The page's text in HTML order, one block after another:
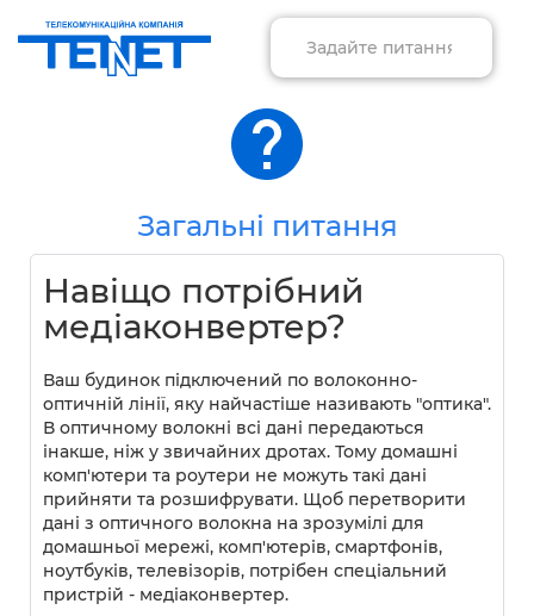
Загальні питання
Навіщо потрібний
медіаконвертер?
Ваш будинок підключений по волоконно-
оптичній лінії, яку найчастіше називають "оптика".
В оптичному волокні всі дані передаються
інакше, ніж у звичайних дротах. Тому домашні
комп'ютери та роутери не можуть такі дані
прийняти та розшифрувати. Щоб перетворити
дані з оптичного волокна на зрозумілі для
домашньої мережі, комп'ютерів, смартфонів,
ноутбуків, телевізорів, потрібен спеціальний
пристрій - медіаконвертер.